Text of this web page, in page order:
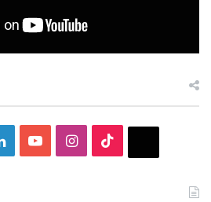
LinkedInYouTubeInstagram